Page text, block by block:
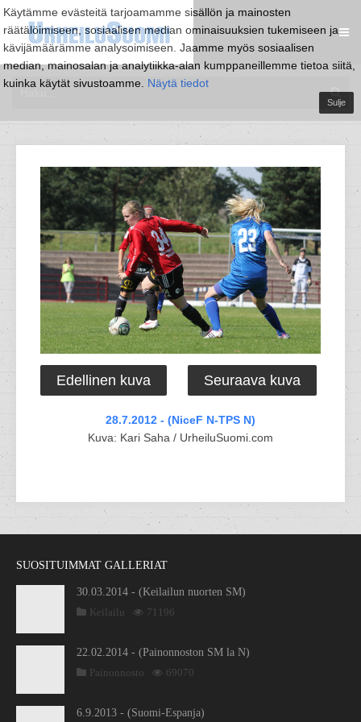
Käytämme evästeitä tarjoamamme sisällön ja mainosten
räätälöimiseen, sosiaalisen median ominaisuuksien tukemiseen ja
kävijämäärämme analysoimiseen. Jaamme myös sosiaalisen
median, mainosalan ja analytiikka-alan kumppaneillemme tietoa siitä,
kuinka käytät sivustoamme. Näytä tiedot
Sulje
Edellinen kuva Seuraava kuva
28.7.2012 - (NiceF N-TPS N)
Kuva: Kari Saha / UrheiluSuomi.com
SUOSITUIMMAT GALLERIAT
30.03.2014 - (Keilailun nuorten SM)
Keilailu
71196
22.02.2014 - (Painonnoston SM la N)
Painonnosto
69070
6.9.2013 - (Suomi-Espanja)